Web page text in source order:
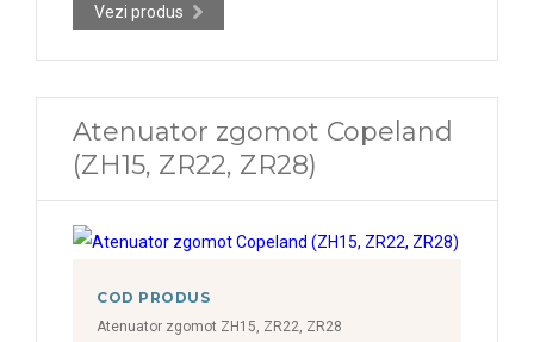
Vezi produs
Atenuator zgomot Copeland
(ZH15, ZR22, ZR28)
COD PRODUS
Atenuator zgomot ZH15, ZR22, ZR28